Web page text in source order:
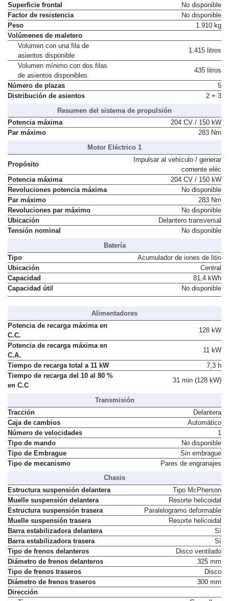
Superficie frontal
No disponible
Factor de resistencia
No disponible
Peso
1.910 kg
Volúmenes de maletero
Volumen con una fila de
asientos disponible
1.415 litros
Volumen mínimo con dos filas
de asientos disponibles
435 litros
Número de plazas
5
Distribución de asientos
2 + 3
Resumen del sistema de propulsión
Potencia máxima
204 CV / 150 kW
Par máximo
283 Nm
Motor Eléctrico 1
Propósito
Impulsar al vehículo / generar
corriente eléc
Potencia máxima
204 CV / 150 kW
Revoluciones potencia máxima
No disponible
Par máximo
283 Nm
Revoluciones par máximo
No disponible
Ubicación
Delantero transversal
Tensión nominal
No disponible
Batería
Tipo
Acumulador de iones de litio
Ubicación
Central
Capacidad
81,4 kWh
Capacidad útil
No disponible
Alimentadores
Potencia de recarga máxima en
C.C.
128 kW
Potencia de recarga máxima en
C.A.
11 kW
Tiempo de recarga total a 11 kW
7,3 h
Tiempo de recarga del 10 al 80 %
en C.C
31 min (128 kW)
Transmisión
Tracción
Delantera
Caja de cambios
Automático
Número de velocidades
1
Tipo de mando
No disponible
Tipo de Embrague
Sin embrague
Tipo de mecanismo
Pares de engranajes
Chasis
Estructura suspensión delantera
Tipo McPherson
Muelle suspensión delantera
Resorte helicoidal
Estructura suspensión trasera
Paralelogramo deformable
Muelle suspensión trasera
Resorte helicoidal
Barra estabilizadora delantera
Sí
Barra estabilizadora trasera
Sí
Tipo de frenos delanteros
Disco ventilado
Diámetro de frenos delanteros
325 mm
Tipo de frenos traseros
Disco
Diámetro de frenos traseros
300 mm
Dirección